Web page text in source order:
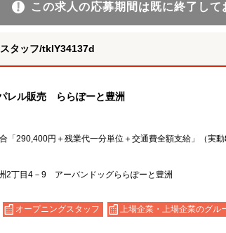
この求人の応募期間は既に終了して
タッフ/tkIY34137d
レル販売 ららぽーと豊洲
「290,400円＋残業代一分単位＋交通費全額支給」（実
2丁目4－9 アーバンドッグららぽーと豊洲
オープニングスタッフ 上場企業・上場企業のグル